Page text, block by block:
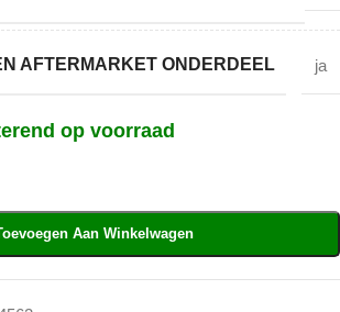
AFTERMARKET ONDERDEEL ja
op voorraad
Aan Winkelwagen